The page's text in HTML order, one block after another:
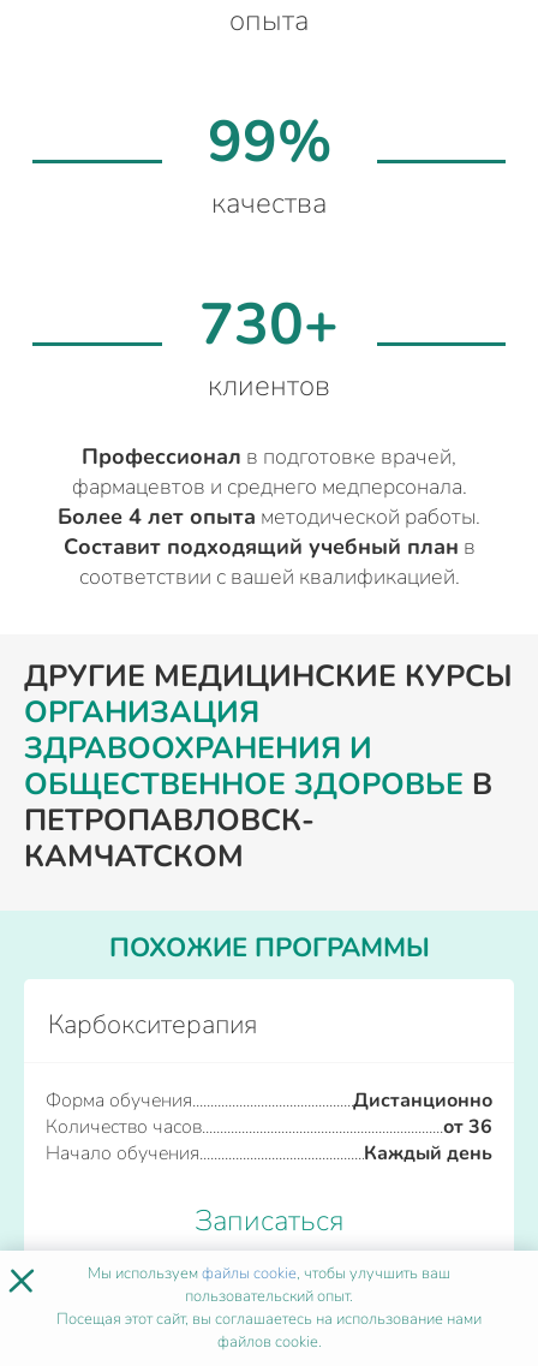
опыта
99%
качества
730+
клиентов
Профессионал в подготовке врачей,
фармацевтов и среднего медперсонала.
Более 4 лет опыта методической работы.
Составит подходящий учебный план в
соответствии с вашей квалификацией.
ДРУГИЕ МЕДИЦИНСКИЕ КУРСЫ
ОРГАНИЗАЦИЯ
ЗДРАВООХРАНЕНИЯ И
ОБЩЕСТВЕННОЕ ЗДОРОВЬЕ В
ПЕТРОПАВЛОВСК-
КАМЧАТСКОМ
ПОХОЖИЕ ПРОГРАММЫ
Карбокситерапия
Форма обучения
Дистанционно
Количество часов
от 36
Начало обучения
Каждый день
Записаться
Кардиология
× Мы используемфайлы cookie, чтобы улучшить ваш
пользовательский опыт.
Посещая этот сайт, вы соглашаетесь на использование нами
файлов cookie.